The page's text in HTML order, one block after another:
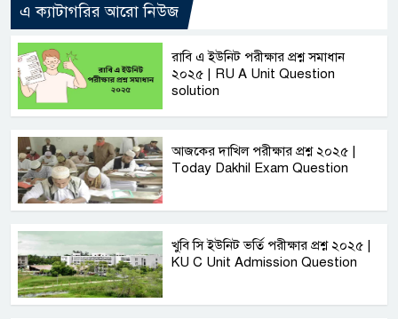
এ ক্যাটাগরির আরো নিউজ
রাবি এ ইউনিট পরীক্ষার প্রশ্ন সমাধান
২০২৫ | RU A Unit Question
solution
আজকের দাখিল পরীক্ষার প্রশ্ন ২০২৫ |
Today Dakhil Exam Question
খুবি সি ইউনিট ভর্তি পরীক্ষার প্রশ্ন ২০২৫ |
KU C Unit Admission Question